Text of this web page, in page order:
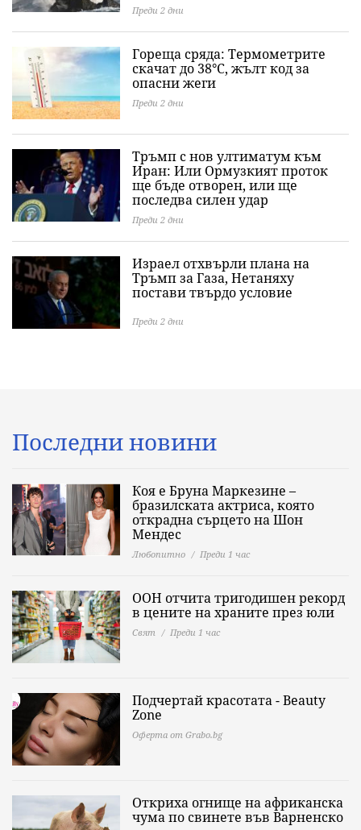
Преди 2 дни
Гореща сряда: Термометрите
скачат до 38°C, жълт код за
опасни жеги
Преди 2 дни
Тръмп с нов ултиматум към
Иран: Или Ормузкият проток
ще бъде отворен, или ще
последва силен удар
Преди 2 дни
Израел отхвърли плана на
Тръмп за Газа, Нетаняху
постави твърдо условие
Преди 2 дни
Последни новини
Коя е Бруна Маркезине –
бразилската актриса, която
открадна сърцето на Шон
Мендес
Любопитно Преди 1 час
ООН отчита тригодишен рекорд
в цените на храните през юли
Свят Преди 1 час
Подчертай красотата - Beauty
Zone
Оферта от Grabo.bg
Откриха огнище на африканска
чума по свинете във Варненско